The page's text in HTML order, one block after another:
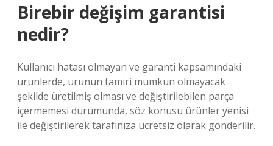
Birebir değişim garantisi
nedir?
Kullanıcı hatası olmayan ve garanti kapsamındaki
ürünlerde, ürünün tamiri mümkün olmayacak
şekilde üretilmiş olması ve değiştirilebilen parça
içermemesi durumunda, söz konusu ürünler yenisi
ile değiştirilerek tarafınıza ücretsiz olarak gönderilir.